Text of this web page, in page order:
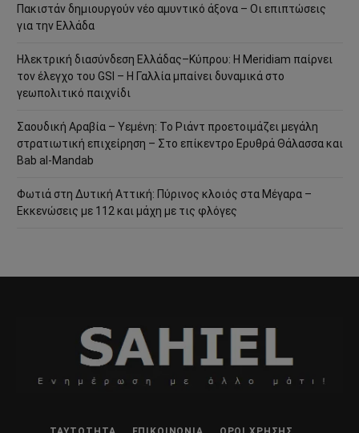
Πακιστάν δημιουργούν νέο αμυντικό άξονα – Οι επιπτώσεις
για την Ελλάδα
Ηλεκτρική διασύνδεση Ελλάδας–Κύπρου: Η Meridiam παίρνει
τον έλεγχο του GSI – Η Γαλλία μπαίνει δυναμικά στο
γεωπολιτικό παιχνίδι
Σαουδική Αραβία – Υεμένη: Το Ριάντ προετοιμάζει μεγάλη
στρατιωτική επιχείρηση – Στο επίκεντρο Ερυθρά Θάλασσα και
Bab al-Mandab
Φωτιά στη Δυτική Αττική: Πύρινος κλοιός στα Μέγαρα –
Εκκενώσεις με 112 και μάχη με τις φλόγες